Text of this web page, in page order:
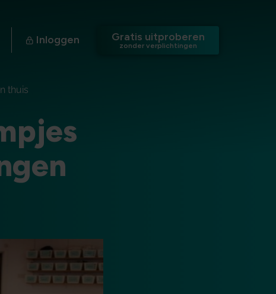
Inloggen Gratis uitproberen
zonder verplichtingen
thuis